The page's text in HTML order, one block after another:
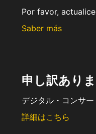
Por favor,
Saber más
申し訳あり
デジタル・コンサ
詳細はこちら